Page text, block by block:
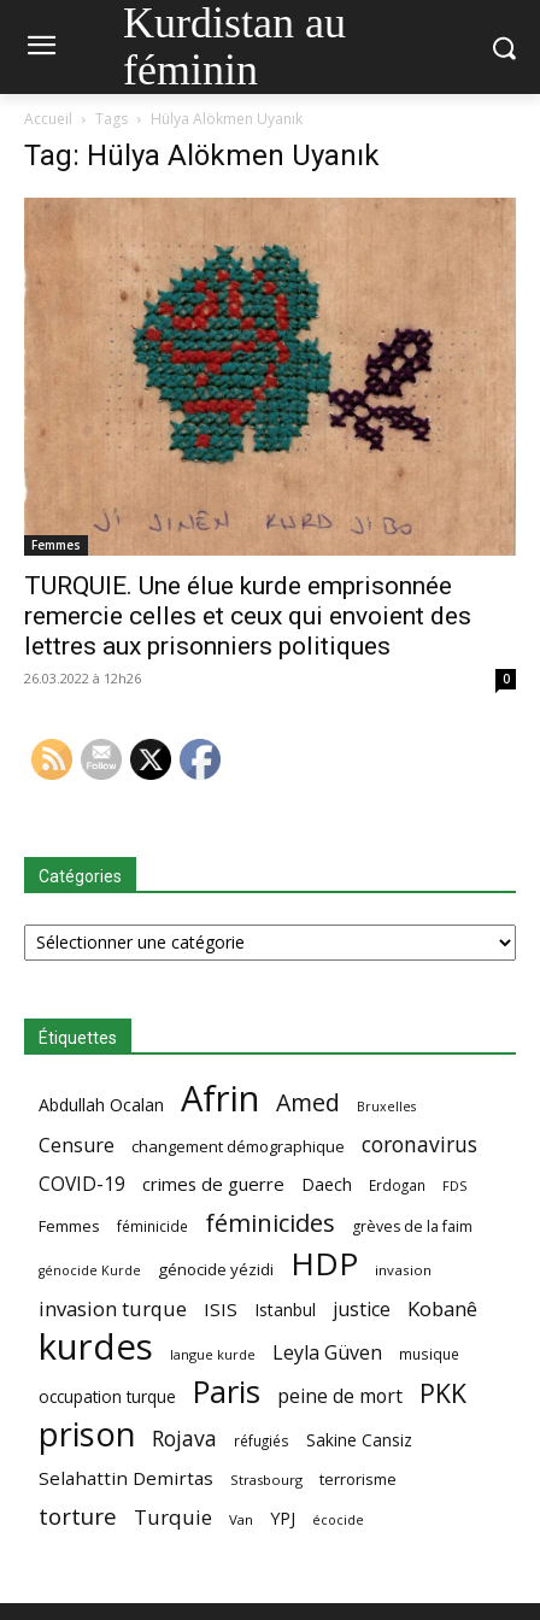
Kurdistan au
féminin
Accueil Tags Hülya Alökmen Uyanık
Tag: Hülya Alökmen Uyanık
Femmes
TURQUIE. Une élue kurde emprisonnée
remercie celles et ceux qui envoient des
lettres aux prisonniers politiques
26.03.2022 à 12h26 0
Catégories
Catégories
Étiquettes
Abdullah Ocalan Afrin Amed Bruxelles
Censure changement démographique coronavirus
COVID-19 crimes de guerre Daech Erdogan FDS
Femmes féminicide féminicides grèves de la faim
génocide Kurde génocide yézidi HDP invasion
invasion turque ISIS Istanbul justice Kobanê
kurdes langue kurde Leyla Güven musique
occupation turque Paris peine de mort PKK
prison Rojava réfugiés Sakine Cansiz
Selahattin Demirtas Strasbourg terrorisme
torture Turquie Van YPJ écocide